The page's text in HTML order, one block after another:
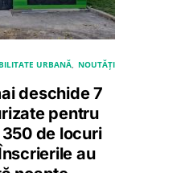
URBANĂ NOUTĂȚI
deschide 7
pentru
de locuri
au